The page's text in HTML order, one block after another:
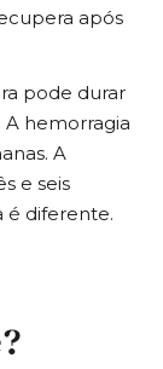
após
pode durar
A hemorragia
A
e seis
é diferente.